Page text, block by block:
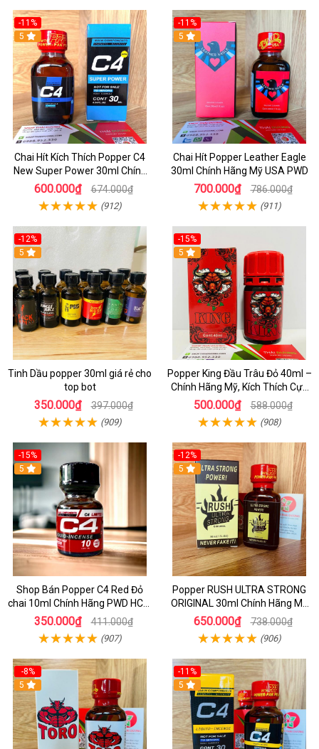
-11%
5
Chai Hít Kích Thích Popper C4
New Super Power 30ml Chính
Hãng Mỹ USA
600.000₫ 674.000₫
(912)
-11%
5
Chai Hít Popper Leather Eagle
30ml Chính Hãng Mỹ USA PWD
700.000₫ 786.000₫
(911)
-12%
5
Tinh Dầu popper 30ml giá rẻ cho
top bot
350.000₫ 397.000₫
(909)
-15%
5
Popper King Đầu Trâu Đỏ 40ml –
Chính Hãng Mỹ, Kích Thích Cực
Mạnh Cho Top & Bot
500.000₫ 588.000₫
(908)
-15%
5
Shop Bán Popper C4 Red Đỏ
chai 10ml Chính Hãng PWD HCM
kích thích Cực Mạnh cho LGBT -
TOP BOT
350.000₫ 411.000₫
(907)
-12%
5
Popper RUSH ULTRA STRONG
ORIGINAL 30ml Chính Hãng Mỹ
PWD - Tăng Khoái Cảm Mạnh
650.000₫ 738.000₫
(906)
-8%
5
-11%
5